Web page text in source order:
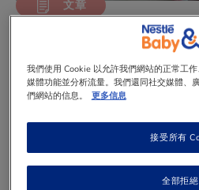
文章
孕媽咪聞「孕吐」
懷孕嘔吐有辨法!
我們使用 Cookie 以允許我們網站的正常工
媒體功能並分析流量。我們還同社交媒體、
們網站的信息。
更多信息
全部拒絕
接受所有